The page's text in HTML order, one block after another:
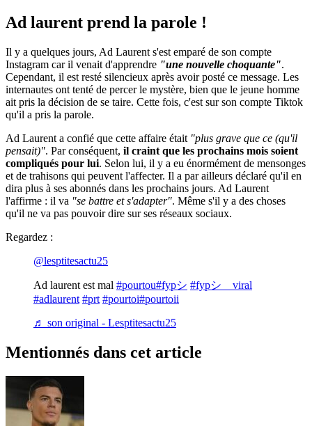
Ad laurent prend la parole !
Il y a quelques jours, Ad Laurent s'est emparé de son compte
Instagram car il venait d'apprendre "une nouvelle choquante".
Cependant, il est resté silencieux après avoir posté ce message. Les
internautes ont tenté de percer le mystère, bien que le jeune homme
ait pris la décision de se taire. Cette fois, c'est sur son compte Tiktok
qu'il a pris la parole.
Ad Laurent a confié que cette affaire était "plus grave que ce (qu'il
pensait)". Par conséquent, il craint que les prochains mois soient
compliqués pour lui. Selon lui, il y a eu énormément de mensonges
et de trahisons qui peuvent l'affecter. Il a par ailleurs déclaré qu'il en
dira plus à ses abonnés dans les prochains jours. Ad Laurent
l'affirme : il va "se battre et s'adapter". Même s'il y a des choses
qu'il ne va pas pouvoir dire sur ses réseaux sociaux.
Regardez :
@lesptitesactu25
Ad laurent est mal #pourtou#fypシ #fypシ゚viral
#adlaurent #prt #pourtoi#pourtoii
♬ son original - Lesptitesactu25
Mentionnés dans cet article